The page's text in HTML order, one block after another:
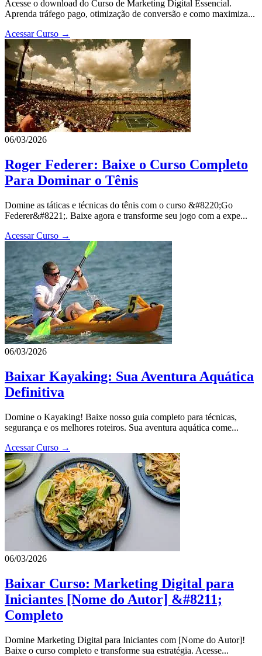
Acesse o download do Curso de Marketing Digital Essencial.
Aprenda tráfego pago, otimização de conversão e como maximiza...
Acessar Curso →
06/03/2026
Roger Federer: Baixe o Curso Completo
Para Dominar o Tênis
Domine as táticas e técnicas do tênis com o curso &#8220;Go
Federer&#8221;. Baixe agora e transforme seu jogo com a expe...
Acessar Curso →
06/03/2026
Baixar Kayaking: Sua Aventura Aquática
Definitiva
Domine o Kayaking! Baixe nosso guia completo para técnicas,
segurança e os melhores roteiros. Sua aventura aquática come...
Acessar Curso →
06/03/2026
Baixar Curso: Marketing Digital para
Iniciantes [Nome do Autor] &#8211;
Completo
Domine Marketing Digital para Iniciantes com [Nome do Autor]!
Baixe o curso completo e transforme sua estratégia. Acesse...